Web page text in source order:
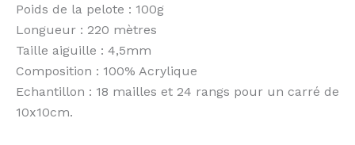
Poids de la pelote : 100g
Longueur : 220 mètres
Taille aiguille : 4,5mm
Composition : 100% Acrylique
Echantillon : 18 mailles et 24 rangs pour un carré de
10x10cm.